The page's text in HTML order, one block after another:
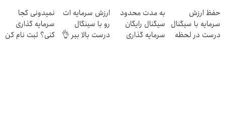
حفظ ارزش
سرمایه با سیگنال
درست در لحظه
به مدت محدود
سیگنال رایگان
سرمایه گذاری
ارزش سرمایه ات
رو با سینگال
درست بالا ببر 👌
نمیدونی کجا
سرمایه گذاری
کنی؟ ثبت نام کن